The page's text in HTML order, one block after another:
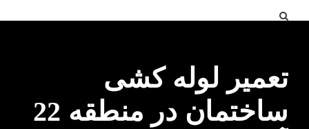
تعمیر لوله کشی
ساختمان در منطقه 22